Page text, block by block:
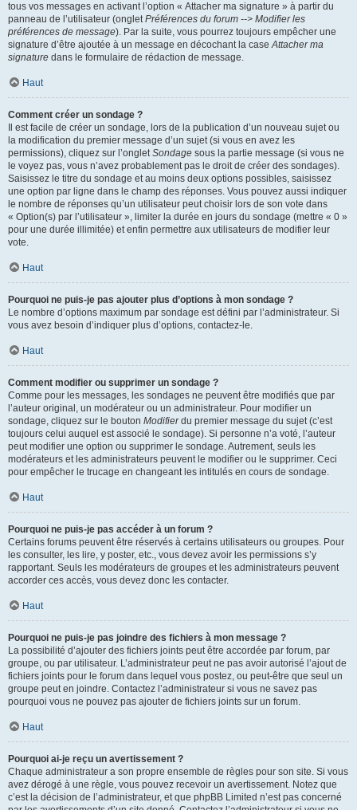
tous vos messages en activant l’option « Attacher ma signature » à partir du
panneau de l’utilisateur (ongletPréférences du forum --> Modifier les
préférences de message). Par la suite, vous pourrez toujours empêcher une
signature d’être ajoutée à un message en décochant la caseAttacher ma
signature dans le formulaire de rédaction de message.
Haut
Comment créer un sondage ?
Il est facile de créer un sondage, lors de la publication d’un nouveau sujet ou
la modification du premier message d’un sujet (si vous en avez les
permissions), cliquez sur l’ongletSondage sous la partie message (si vous ne
le voyez pas, vous n’avez probablement pas le droit de créer des sondages).
Saisissez le titre du sondage et au moins deux options possibles, saisissez
une option par ligne dans le champ des réponses. Vous pouvez aussi indiquer
le nombre de réponses qu’un utilisateur peut choisir lors de son vote dans
« Option(s) par l’utilisateur », limiter la durée en jours du sondage (mettre « 0 »
pour une durée illimitée) et enfin permettre aux utilisateurs de modifier leur
vote.
Haut
Pourquoi ne puis-je pas ajouter plus d’options à mon sondage ?
Le nombre d’options maximum par sondage est défini par l’administrateur. Si
vous avez besoin d’indiquer plus d’options, contactez-le.
Haut
Comment modifier ou supprimer un sondage ?
Comme pour les messages, les sondages ne peuvent être modifiés que par
l’auteur original, un modérateur ou un administrateur. Pour modifier un
sondage, cliquez sur le bouton Modifierdu premier message du sujet (c’est
toujours celui auquel est associé le sondage). Si personne n’a voté, l’auteur
peut modifier une option ou supprimer le sondage. Autrement, seuls les
modérateurs et les administrateurs peuvent le modifier ou le supprimer. Ceci
pour empêcher le trucage en changeant les intitulés en cours de sondage.
Haut
Pourquoi ne puis-je pas accéder à un forum ?
Certains forums peuvent être réservés à certains utilisateurs ou groupes. Pour
les consulter, les lire, y poster, etc., vous devez avoir les permissions s’y
rapportant. Seuls les modérateurs de groupes et les administrateurs peuvent
accorder ces accès, vous devez donc les contacter.
Haut
Pourquoi ne puis-je pas joindre des fichiers à mon message ?
La possibilité d’ajouter des fichiers joints peut être accordée par forum, par
groupe, ou par utilisateur. L’administrateur peut ne pas avoir autorisé l’ajout de
fichiers joints pour le forum dans lequel vous postez, ou peut-être que seul un
groupe peut en joindre. Contactez l’administrateur si vous ne savez pas
pourquoi vous ne pouvez pas ajouter de fichiers joints sur un forum.
Haut
Pourquoi ai-je reçu un avertissement ?
Chaque administrateur a son propre ensemble de règles pour son site. Si vous
avez dérogé à une règle, vous pouvez recevoir un avertissement. Notez que
c’est la décision de l’administrateur, et que phpBB Limited n’est pas concerné